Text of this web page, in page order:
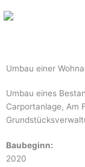
Inhalt
Umbau einer
Umbau eines
Carportanlage, Am
Baubeginn:
2020